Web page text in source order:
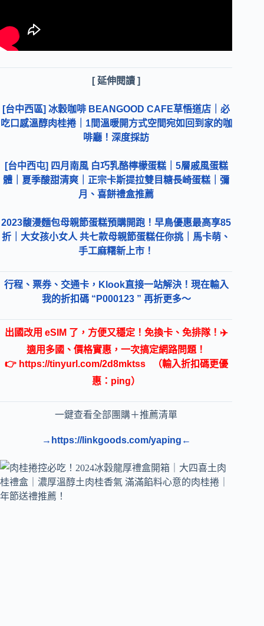
[ 延伸閱讀 ]
[台中西區] 冰穀咖啡 BEANGOOD CAFE草悟道店｜必
吃口感溫醇肉桂捲｜1間溫暖開方式空間宛如回到家的咖
啡廳！深度採訪
[台中西屯] 四月南風 白巧乳酪檸檬蛋糕｜5層戚風蛋糕
體｜夏季酸甜清爽｜正宗卡斯提拉雙目糖長崎蛋糕｜彌
月、喜餅禮盒推薦
2023馥漫麵包母親節蛋糕預購開跑！早鳥優惠最高享85
折｜大女孩小女人 共七款母親節蛋糕任你挑｜馬卡萌、
手工麻糬新上市！
行程、票券、交通卡，Klook直接一站解決！現在輸入
我的折扣碼 “P000123 ” 再折更多～
出國改用 eSIM 了，方便又穩定！免換卡、免排隊！✈️
適用多國、價格實惠，一次搞定網路問題！
👉 https://tinyurl.com/2d8mktss
（輸入折扣碼更優
惠：ping）
一鍵查看全部團購＋推薦清單
→https://linkgoods.com/yaping←